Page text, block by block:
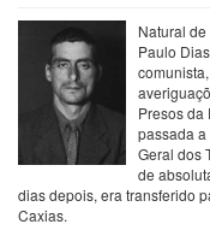
Natural
Paulo
Presos da
passada
Geral dos
de
dias depois, era transferido
Caxias.